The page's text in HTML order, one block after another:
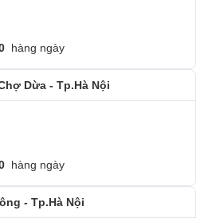
chữa: 0944-283-283
hàng ngày
Dừa - Tp.Hà Nội
hàng ngày
- Tp.Hà Nội